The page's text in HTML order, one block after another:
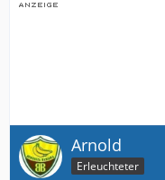
Arnold
Erleuchteter